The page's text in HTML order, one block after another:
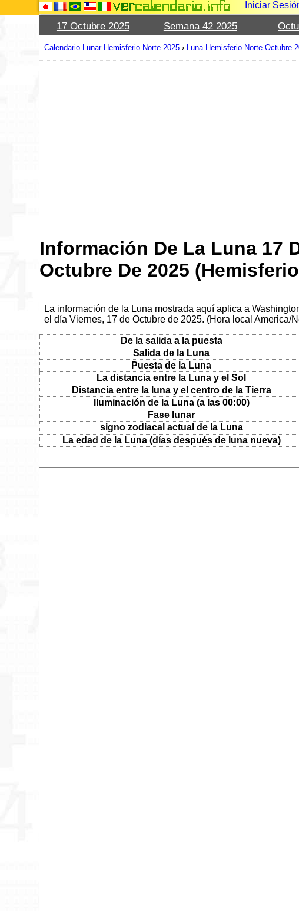
Iniciar
17 Octubre 2025 Semana 42 2025
Calendario Lunar Hemisferio Norte 2025 › Luna Hemisferio Norte Octubre
Información De La Luna 17
Octubre De 2025
La información de la Luna mostrada aquí aplica a
el día Viernes, 17 de Octubre de 2025. (Hora local America/
De la salida a la puesta
Salida de la Luna
Puesta de la Luna
La distancia entre la Luna y el Sol
Distancia entre la luna y el centro de la Tierra
Iluminación de la Luna (a las 00:00)
Fase lunar
signo zodiacal actual de la Luna
La edad de la Luna (días después de luna nueva)